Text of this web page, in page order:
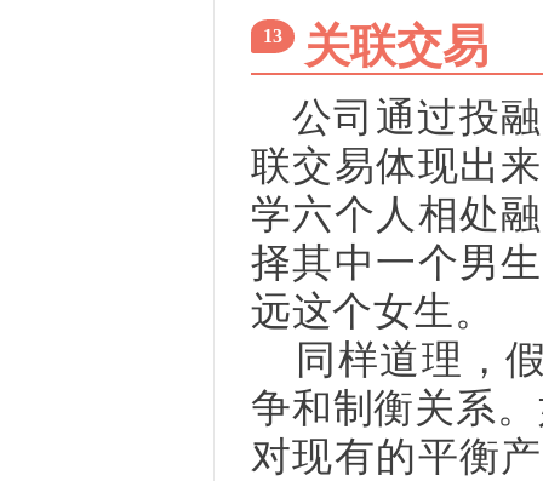
13 关联交易
公司通过投
联交易体现出
学六个人相处
择其中一个男
远这个女生。
同样道理，
争和制衡关系
对现有的平衡